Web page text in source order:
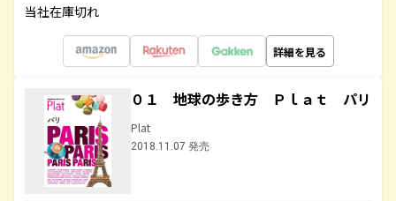
当社在庫切れ
詳細を見る
０１ 地球の歩き方 Ｐｌａｔ パリ
Plat
2018.11.07 発売